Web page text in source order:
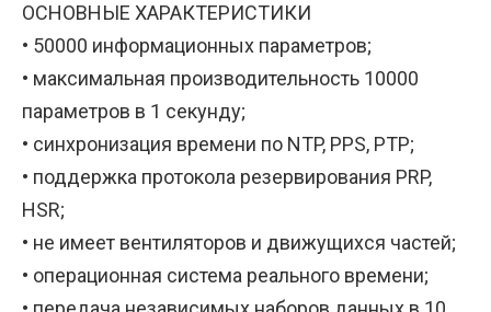
ОСНОВНЫЕ ХАРАКТЕРИСТИКИ
• 50000 информационных параметров;
• максимальная производительность 10000
параметров в 1 секунду;
• синхронизация времени по NTP, PPS, PTP;
• поддержка протокола резервирования PRP,
HSR;
• не имеет вентиляторов и движущихся частей;
• операционная система реального времени;